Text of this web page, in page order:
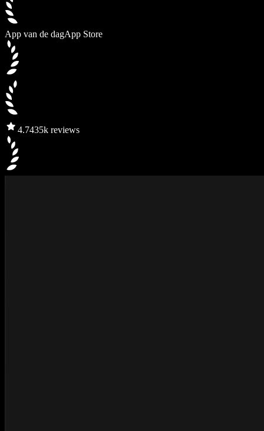
App van de dagApp Store
4.7435k reviews